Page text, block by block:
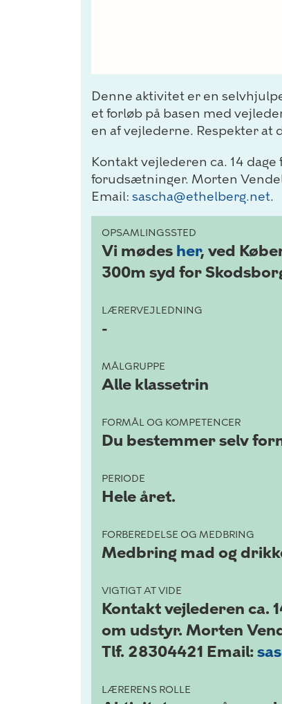
Denne aktivitet er en
et forløb på basen med
en af vejlederne. Respekter
Kontakt vejlederen ca. 14
forudsætninger. Morten
Email: sascha@ethelberg.net.
OPSAMLINGSSTED
Vi mødes her, ved
300m syd for
LÆRERVEJLEDNING
-
MÅLGRUPPE
Alle klassetrin
FORMÅL OG KOMPETENCER
Du bestemmer selv
PERIODE
Hele året.
FORBEREDELSE OG MEDBRING
Medbring mad og
VIGTIGT AT VIDE
Kontakt vejlederen ca.
om udstyr. Morten
Tlf. 28304421 Email:
LÆRERENS ROLLE